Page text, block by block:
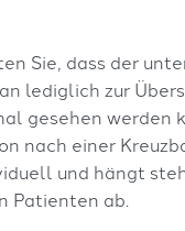
Sie, dass der
lediglich zur
gesehen werden
nach einer
und hängt
Patienten ab.